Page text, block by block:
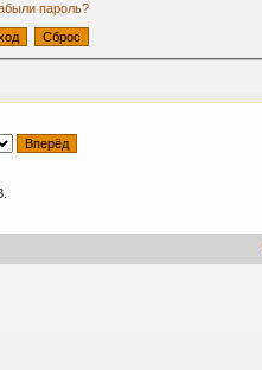
пароль?